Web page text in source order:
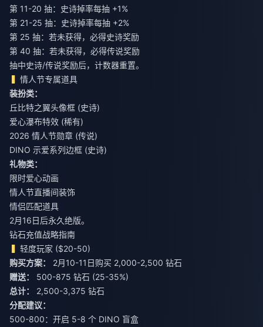
第 11-20 抽：史诗掉率每抽 +1%
第 21-25 抽：史诗掉率每抽 +2%
第 25 抽：若未获得，必得史诗奖励
第 40 抽：若未获得，必得传说奖励
抽中史诗/传说奖励后，计数器重置。
情人节专属道具
装扮类：
丘比特之翼头像框 (史诗)
爱心瀑布特效 (稀有)
2026 情人节勋章 (传说)
DINO 示爱系列边框 (史诗)
礼物类：
限时爱心动画
情人节直播间装饰
情侣匹配道具
2月16日后永久绝版。
钻石充值战略指南
轻度玩家 ($20-50)
购买方案：
赠送：
总计：
2,500-3,375 钻石
分配建议：
500-800：开启 5-8 个 DINO 盲盒